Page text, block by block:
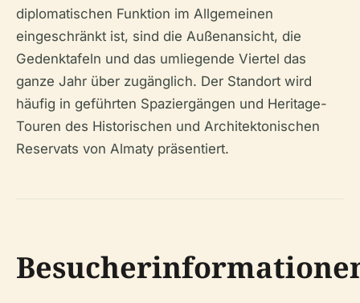
diplomatischen Funktion im Allgemeinen
eingeschränkt ist, sind die Außenansicht, die
Gedenktafeln und das umliegende Viertel das
ganze Jahr über zugänglich. Der Standort wird
häufig in geführten Spaziergängen und Heritage-
Touren des Historischen und Architektonischen
Reservats von Almaty präsentiert.